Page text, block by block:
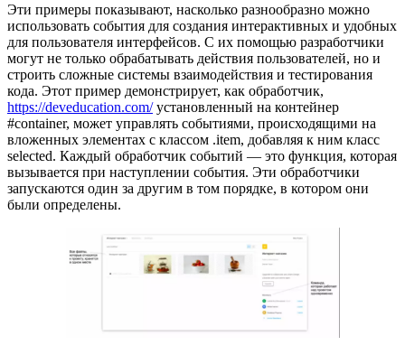
Эти примеры показывают, насколько разнообразно можно
использовать события для создания интерактивных и удобных
для пользователя интерфейсов. С их помощью разработчики
могут не только обрабатывать действия пользователей, но и
строить сложные системы взаимодействия и тестирования
кода. Этот пример демонстрирует, как обработчик,
https://deveducation.com/установленный на контейнер
#container, может управлять событиями, происходящими на
вложенных элементах с классом .item, добавляя к ним класс
selected. Каждый обработчик событий — это функция, которая
вызывается при наступлении события. Эти обработчики
запускаются один за другим в том порядке, в котором они
были определены.